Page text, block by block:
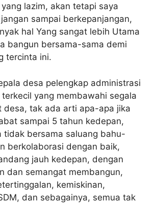
lazim, akan tetapi saya
sampai berkepanjangan,
hal Yang sangat lebih Utama
bangun bersama-sama demi
tercinta ini.
desa pelengkap administrasi
yang membawahi segala
desa, tak ada arti apa-apa jika
sampai 5 tahun kedepan,
tidak bersama saluang bahu-
berkolaborasi dengan baik,
jauh kedepan, dengan
dan semangat membangun,
kemiskinan,
dan sebagainya, semua tak